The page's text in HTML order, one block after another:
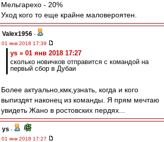
Мельгарехо - 20%
Уход кого то еще крайне маловероятен.
Valex1956 -
01 янв 2018 17:39
ys » 01 янв 2018 17:27
сколько новичков отправится с командой на
первый сбор в Дубаи
Более актуально,кмк,узнать, когда и кого
выпиздят наконец из команды. Я прям мечтаю
увидеть Жано в ростовских пердях...
ys -
01 янв 2018 17:27